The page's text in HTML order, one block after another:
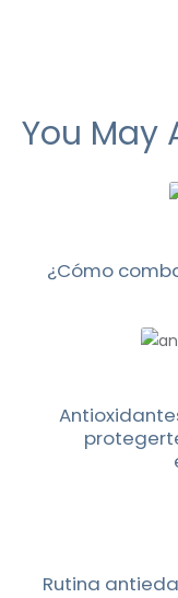
You May
¿Cómo
Rutina